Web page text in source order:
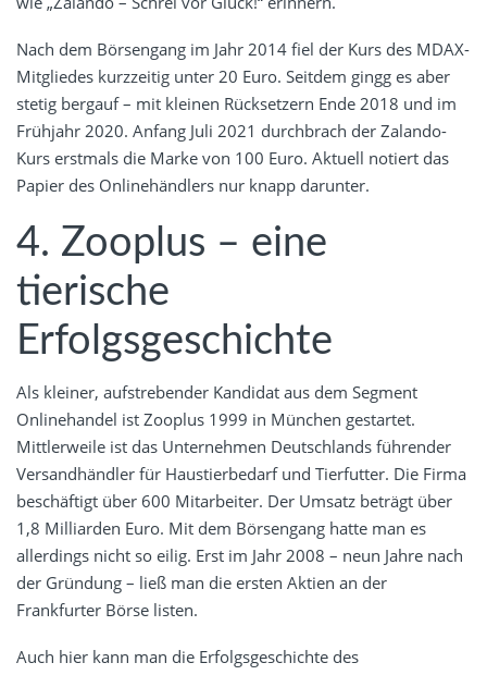
Nach dem Börsengang im Jahr 2014 fiel der Kurs des MDAX-
Mitgliedes kurzzeitig unter 20 Euro. Seitdem gingg es aber
stetig bergauf – mit kleinen Rücksetzern Ende 2018 und im
Frühjahr 2020. Anfang Juli 2021 durchbrach der Zalando-
Kurs erstmals die Marke von 100 Euro. Aktuell notiert das
Papier des Onlinehändlers nur knapp darunter.
4. Zooplus – eine
tierische
Erfolgsgeschichte
Als kleiner, aufstrebender Kandidat aus dem Segment
Onlinehandel ist Zooplus 1999 in München gestartet.
Mittlerweile ist das Unternehmen Deutschlands führender
Versandhändler für Haustierbedarf und Tierfutter. Die Firma
beschäftigt über 600 Mitarbeiter. Der Umsatz beträgt über
1,8 Milliarden Euro. Mit dem Börsengang hatte man es
allerdings nicht so eilig. Erst im Jahr 2008 – neun Jahre nach
der Gründung – ließ man die ersten Aktien an der
Frankfurter Börse listen.
Auch hier kann man die Erfolgsgeschichte des